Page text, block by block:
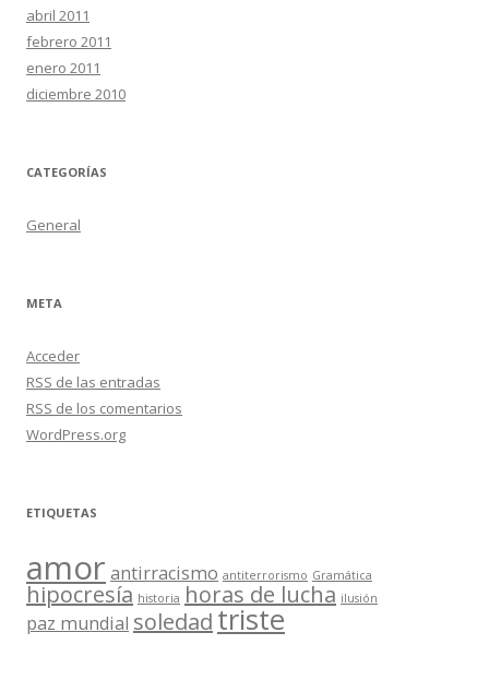
abril 2011
febrero 2011
enero 2011
diciembre 2010
CATEGORÍAS
General
META
Acceder
RSS de las entradas
RSS de los comentarios
WordPress.org
ETIQUETAS
amor antirracismo antiterrorismo Gramática
hipocresía historia horas de lucha ilusión
paz mundial soledad triste